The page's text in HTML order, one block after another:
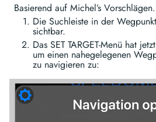
Basierend auf Michel’s Vorschlägen.
Die Suchleiste in der
sichtbar.
Das SET TARGET-Menü hat
um einen nahegelegenen
zu navigieren zu: